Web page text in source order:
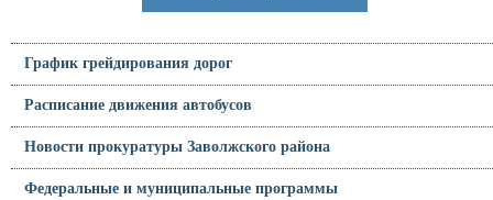
График грейдирования дорог
Расписание движения автобусов
Новости прокуратуры Заволжского района
Федеральные и муниципальные программы